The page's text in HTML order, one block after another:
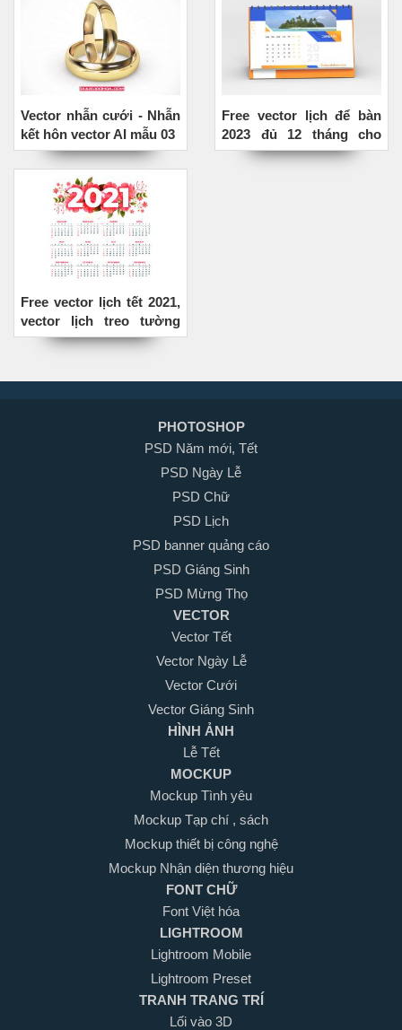
Vector nhẫn cưới - Nhẫn
kết hôn vector AI mẫu 03
Free vector lịch để bàn
2023 đủ 12 tháng cho
thiết kế
Free vector lịch tết 2021,
vector lịch treo tường
năm mới 2021
PHOTOSHOP
PSD Năm mới, Tết
PSD Ngày Lễ
PSD Chữ
PSD Lịch
PSD banner quảng cáo
PSD Giáng Sinh
PSD Mừng Thọ
VECTOR
Vector Tết
Vector Ngày Lễ
Vector Cưới
Vector Giáng Sinh
HÌNH ẢNH
Lễ Tết
MOCKUP
Mockup Tình yêu
Mockup Tạp chí , sách
Mockup thiết bị công nghệ
Mockup Nhận diện thương hiệu
FONT CHỮ
Font Việt hóa
LIGHTROOM
Lightroom Mobile
Lightroom Preset
TRANH TRANG TRÍ
Lối vào 3D